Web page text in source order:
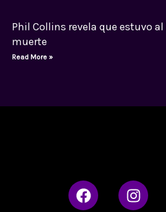
Phil Collins revela que estuvo al
muerte
Read More »
F
a
I
n